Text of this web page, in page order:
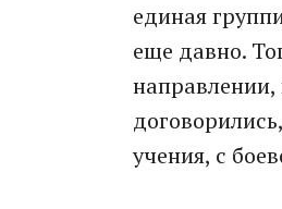
единая
еще давно.
учения, с